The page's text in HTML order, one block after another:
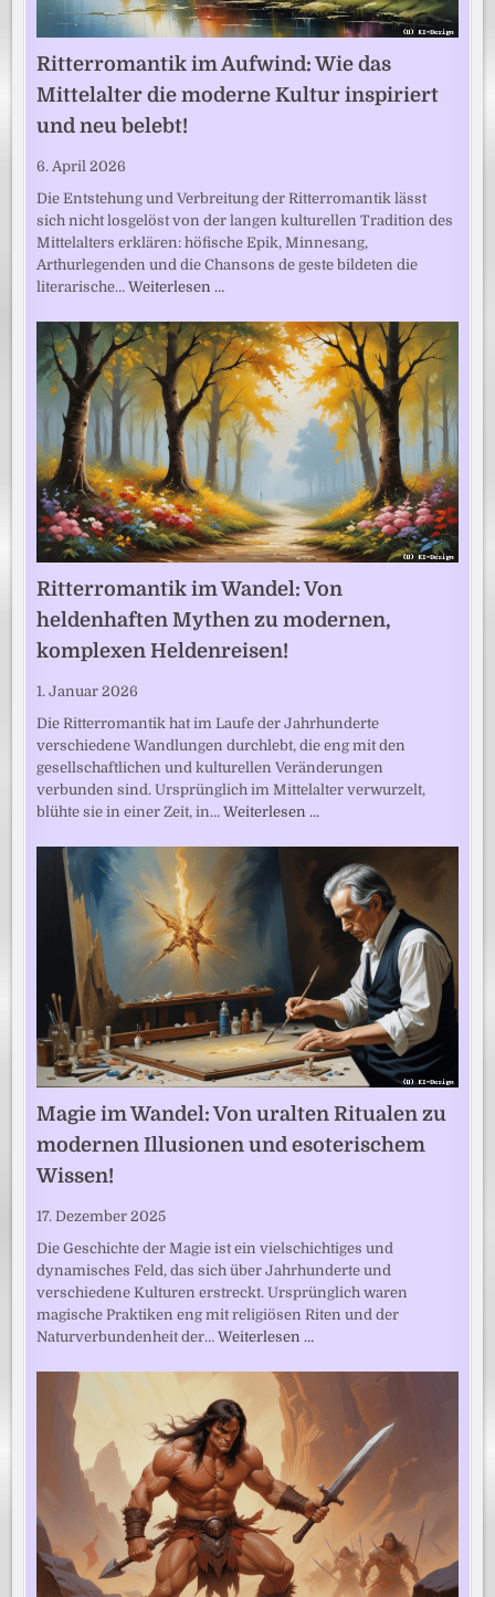
Ritterromantik im Aufwind: Wie das
Mittelalter die moderne Kultur inspiriert
und neu belebt!
6. April 2026
Die Entstehung und Verbreitung der Ritterromantik lässt
sich nicht losgelöst von der langen kulturellen Tradition des
Mittelalters erklären: höfische Epik, Minnesang,
Arthurlegenden und die Chansons de geste bildeten die
literarische…Weiterlesen …
Ritterromantik im Wandel: Von
heldenhaften Mythen zu modernen,
komplexen Heldenreisen!
1. Januar 2026
Die Ritterromantik hat im Laufe der Jahrhunderte
verschiedene Wandlungen durchlebt, die eng mit den
gesellschaftlichen und kulturellen Veränderungen
verbunden sind. Ursprünglich im Mittelalter verwurzelt,
blühte sie in einer Zeit, in…Weiterlesen …
Magie im Wandel: Von uralten Ritualen zu
modernen Illusionen und esoterischem
Wissen!
17. Dezember 2025
Die Geschichte der Magie ist ein vielschichtiges und
dynamisches Feld, das sich über Jahrhunderte und
verschiedene Kulturen erstreckt. Ursprünglich waren
magische Praktiken eng mit religiösen Riten und der
Naturverbundenheit der…Weiterlesen …